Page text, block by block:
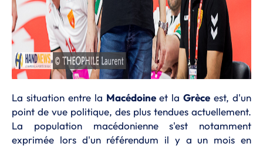
La situation entre la Macédoineet laGrèce est, d'un
point de vue politique, des plus tendues actuellement.
La population macédonienne s'est notamment
exprimée lors d'un référendum il y a un mois en